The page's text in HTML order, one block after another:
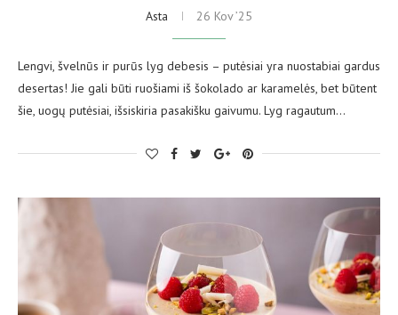
Asta 26 Kov ’25
Lengvi, švelnūs ir purūs lyg debesis – putėsiai yra nuostabiai gardus
desertas! Jie gali būti ruošiami iš šokolado ar karamelės, bet būtent
šie, uogų putėsiai, išsiskiria pasakišku gaivumu. Lyg ragautum…